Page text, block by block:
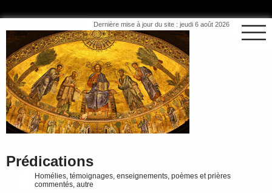
Dernière mise à jour du site : jeudi 6 août 2026
Prédications
Homélies, témoignages, enseignements, poèmes et prières
commentés, autre